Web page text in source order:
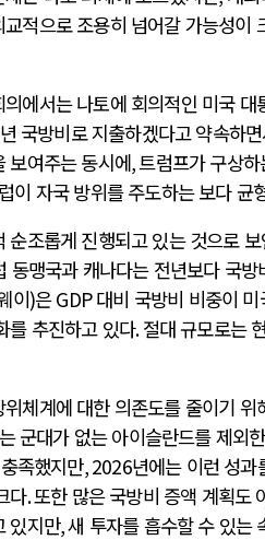
적으로 조용히 넘어갈 가능성이
에서는 나토에 회의적인 미국
국방비로 지출하겠다고 약속하
보여주는 동시에,트럼프가 구상
이 자국 방위를 주도하는 보다 균
순조롭게 진행되고 있는 것으로
동맹국과 캐나다는 전년보다 국방
이)은GDP대비 국방비 비중이
를 추진하고 있다.절대 규모로는
체계에 대한 의존도를 줄이기
군대가 없는 아이슬란드를 제외
족했지만, 2026년에는 이런 성과
다.또한 많은 국방비 증액 계획도
있지만,새 투자를 흡수할 수 있는